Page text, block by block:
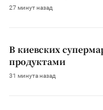
27 минут назад
В киевских
продуктами
31 минута назад